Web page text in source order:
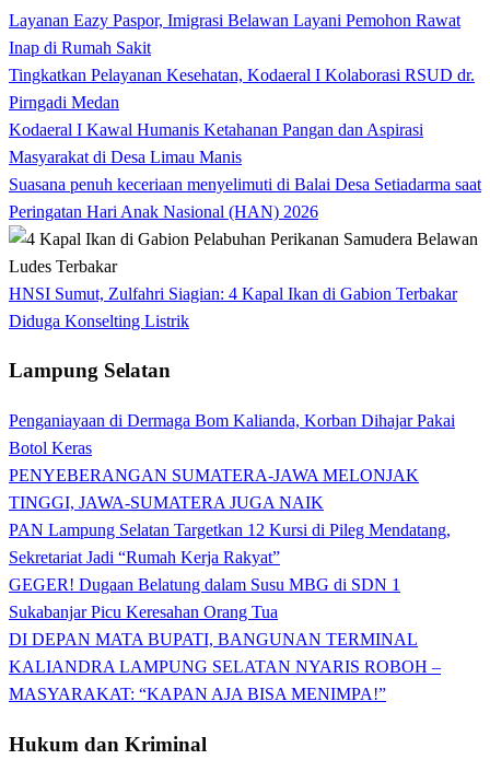
Layanan Eazy Paspor, Imigrasi Belawan Layani Pemohon Rawat
Inap di Rumah Sakit
Tingkatkan Pelayanan Kesehatan, Kodaeral I Kolaborasi RSUD dr.
Pirngadi Medan‎
Kodaeral I Kawal Humanis Ketahanan Pangan dan Aspirasi
Masyarakat di Desa Limau Manis
Suasana penuh keceriaan menyelimuti di Balai Desa Setiadarma saat
Peringatan Hari Anak Nasional (HAN) 2026
HNSI Sumut, Zulfahri Siagian: 4 Kapal Ikan di Gabion Terbakar
Diduga Konselting Listrik
Lampung Selatan
Penganiayaan di Dermaga Bom Kalianda, Korban Dihajar Pakai
Botol Keras
PENYEBERANGAN SUMATERA-JAWA MELONJAK
TINGGI, JAWA-SUMATERA JUGA NAIK
PAN Lampung Selatan Targetkan 12 Kursi di Pileg Mendatang,
Sekretariat Jadi “Rumah Kerja Rakyat”
GEGER! Dugaan Belatung dalam Susu MBG di SDN 1
Sukabanjar Picu Keresahan Orang Tua
DI DEPAN MATA BUPATI, BANGUNAN TERMINAL
KALIANDRA LAMPUNG SELATAN NYARIS ROBOH –
MASYARAKAT: “KAPAN AJA BISA MENIMPA!”
Hukum dan Kriminal